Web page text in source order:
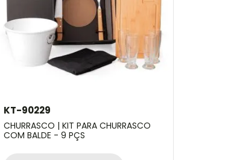
KT-90229
CHURRASCO | KIT PARA CHURRASCO
COM BALDE - 9 PÇS